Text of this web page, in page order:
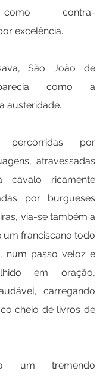
contra-
excelência.
São João de
como a
austeridade.
percorridas por
atravessadas
cavalo ricamente
por burgueses
via-se também a
um franciscano todo
num passo veloz e
em oração,
carregando
cheio de livros de
um tremendo